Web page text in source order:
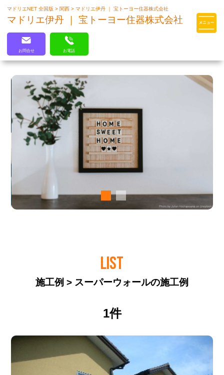
マドリエはLIXILの厳しい基準を
クリアした住まいのプロ集団です
マドリエNET 全国版> 関西>マドリエ伊丹 ｜ 宝トーヨー住器株式会社
マドリエ伊丹 ｜ 宝トーヨー住器株式会社
お問合せ お電話
LIST
施工例 > スーパーウォールの施工例
1件